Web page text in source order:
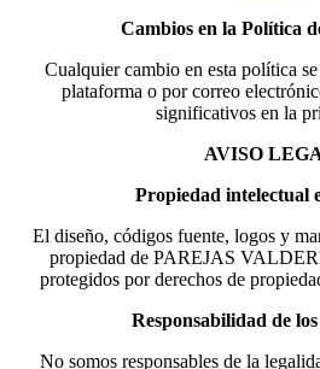
Cambios en la Política
Cualquier cambio en esta política
plataforma o por correo
significativos en la
AVISO
Propiedad intelectual
El diseño, códigos fuente, logos y
propiedad de PAREJAS
protegidos por derechos de
Responsabilidad de
No somos responsables de la